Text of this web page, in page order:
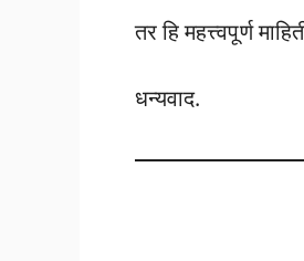
तर हि महत्त्वपूर्ण
धन्यवाद.